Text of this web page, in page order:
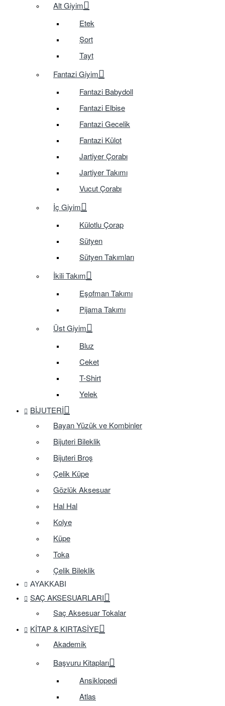
Alt Giyim
Etek
Şort
Tayt
Fantazi Giyim
Fantazi Babydoll
Fantazi Elbise
Fantazi Gecelik
Fantazi Külot
Jartiyer Çorabı
Jartiyer Takımı
Vucut Çorabı
İç Giyim
Külotlu Çorap
Sütyen
Sütyen Takımları
İkili Takım
Eşofman Takımı
Pijama Takımı
Üst Giyim
Bluz
Ceket
T-Shirt
Yelek
BIJUTERI
Bayan Yüzük ve Kombinler
Bijuteri Bileklik
Bijuteri Broş
Çelik Küpe
Gözlük Aksesuar
Hal Hal
Kolye
Küpe
Toka
Çelik Bileklik
AYAKKABI
SAÇ AKSESUARLARI
Saç Aksesuar Tokalar
KITAP & KIRTASIYE
Akademik
Başvuru Kitapları
Ansiklopedi
Atlas